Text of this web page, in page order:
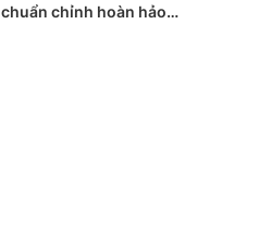
chuẩn chỉnh hoàn hảo